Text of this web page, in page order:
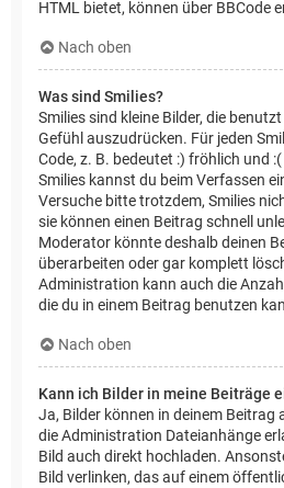
HTML bietet, können über BBCode
Nach oben
Was sind Smilies?
Smilies sind kleine Bilder, die
Gefühl auszudrücken. Für jeden
Code, z. B. bedeutet :) fröhlich und
Smilies kannst du beim Verfassen
Versuche bitte trotzdem, Smilies
sie können einen Beitrag schnell
Moderator könnte deshalb deinen
überarbeiten oder gar komplett
Administration kann auch die
die du in einem Beitrag benutzen
Nach oben
Kann ich Bilder in meine Beiträge
Ja, Bilder können in deinem Beitrag
die Administration Dateianhänge
Bild auch direkt hochladen.
Bild verlinken, das auf einem